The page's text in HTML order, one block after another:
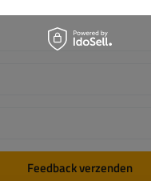
Feedback verzenden